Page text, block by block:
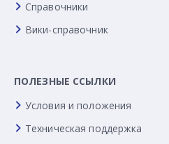
Справочники
Вики-справочник
ПОЛЕЗНЫЕ ССЫЛКИ
Условия и положения
Техническая поддержка